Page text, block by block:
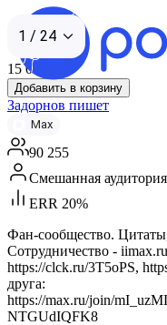
1 / 24
15 000
Добавить в корзину
Задорнов пишет
Max
90 255
Смешанная аудитория
ERR 20%
Фан-сообщество.
Сотрудничество -
https://clck.ru/3T5oPS,
друга:
https://max.ru/join/
NTGUdIQFK8